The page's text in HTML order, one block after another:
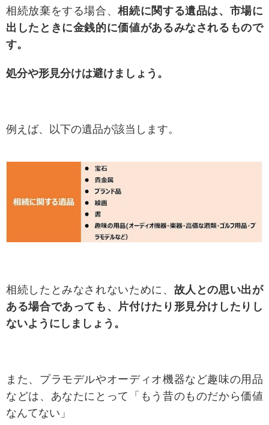
相続放棄をする場合、相続に関する遺品は、市場に
出したときに金銭的に価値があるみなされるもので
す。
処分や形見分けは避けましょう。
例えば、以下の遺品が該当します。
相続したとみなされないために、 故人との思い出が
ある場合であっても、片付けたり形見分けしたりし
ないようにしましょう。
また、プラモデルやオーディオ機器など趣味の用品
などは、あなたにとって「もう昔のものだから価値
なんてない」